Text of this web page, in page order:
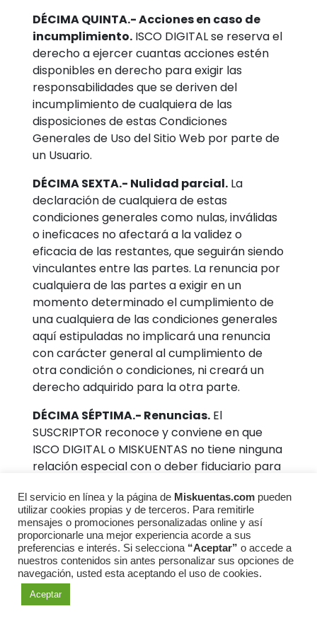
DÉCIMA QUINTA.- Acciones en caso de
incumplimiento. ISCO DIGITAL se reserva el
derecho a ejercer cuantas acciones estén
disponibles en derecho para exigir las
responsabilidades que se deriven del
incumplimiento de cualquiera de las
disposiciones de estas Condiciones
Generales de Uso del Sitio Web por parte de
un Usuario.
DÉCIMA SEXTA.- Nulidad parcial. La
declaración de cualquiera de estas
condiciones generales como nulas, inválidas
o ineficaces no afectará a la validez o
eficacia de las restantes, que seguirán siendo
vinculantes entre las partes. La renuncia por
cualquiera de las partes a exigir en un
momento determinado el cumplimiento de
una cualquiera de las condiciones generales
aquí estipuladas no implicará una renuncia
con carácter general al cumplimiento de
otra condición o condiciones, ni creará un
derecho adquirido para la otra parte.
DÉCIMA SÉPTIMA.- Renuncias. El
SUSCRIPTOR reconoce y conviene en que
ISCO DIGITAL o MISKUENTAS no tiene ninguna
relación especial con o deber fiduciario para
MISKUENTAS no tiene control, ni el deber de
adoptar cualquier medida con respecto a: (I)
Acceso de los SUSCRIPTORES a las ganancias
en LOS SITIOS o los servicios incluyendo de
ISCO DIGITAL. (II) A la forma en la que el
SUSCRIPTOR accede a los CONTENIDOS o los
recibe a través de LOS SITIOS o los servicios
El servicio en línea y la página de Miskuentas.com pueden
utilizar cookies propias y de terceros. Para remitirle
mensajes o promociones personalizadas online y así
proporcionarle una mejor experiencia acorde a sus
preferencias e interés. Si selecciona “Aceptar” o accede a
nuestros contenidos sin antes personalizar sus opciones de
navegación, usted esta aceptando el uso de cookies.
Aceptar